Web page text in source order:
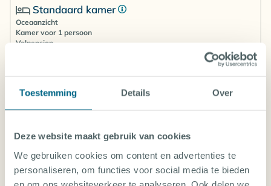
Toestemming Details Over
Deze website maakt gebruik van cookies
We gebruiken cookies om content en advertenties te
personaliseren, om functies voor social media te bieden
en om ons websiteverkeer te analyseren. Ook delen we
Standaard kamer
Oceaanzicht
Kamer voor 1 persoon
Volpension
2956
2945
Standaard kamer
Ocean front
TOON ALLE KAMERS EN PRIJZEN
Let op! Door de grote diversiteit van inkoopbronnen van Diving World
tonen de prijslijsten geen real-time beschikbaarheid en prijzen. De prijzen